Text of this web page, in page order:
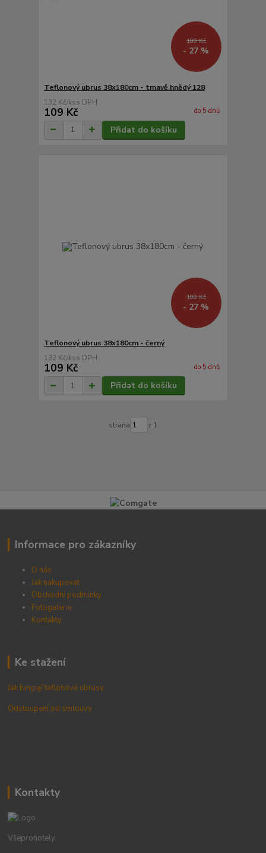
180 Kč
- 27 %
Teflonový ubrus 38x180cm - tmavě hnědý 128
132 Kč/ks
109 Kč do 5 dnů
Přidat do košíku
180 Kč
- 27 %
Teflonový ubrus 38x180cm - černý
132 Kč/ks
109 Kč do 5 dnů
Přidat do košíku
strana z 1
Informace pro zákazníky
O nás
Jak nakupovat
Obchodní podmínky
Fotogalerie
Kontakty
Ke stažení
Jak fungují teflonové ubrusy
Odstoupení od smlouvy
Kontakty
Všeprohotely